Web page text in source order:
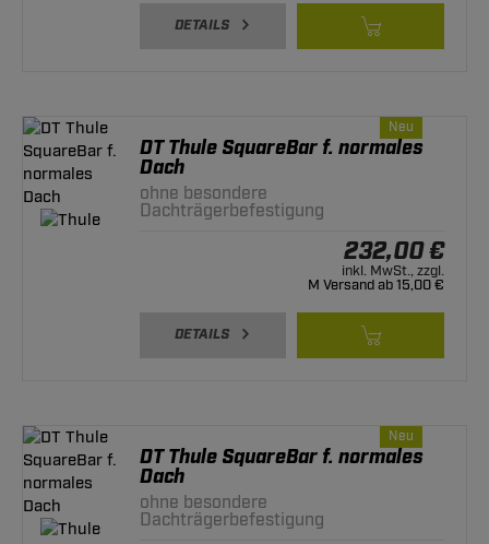
DETAILS
Neu
DT Thule SquareBar f. normales
Dach
ohne besondere
Dachträgerbefestigung
232,00 €
inkl. MwSt., zzgl.
M Versand ab 15,00 €
DETAILS
Neu
DT Thule SquareBar f. normales
Dach
ohne besondere
Dachträgerbefestigung